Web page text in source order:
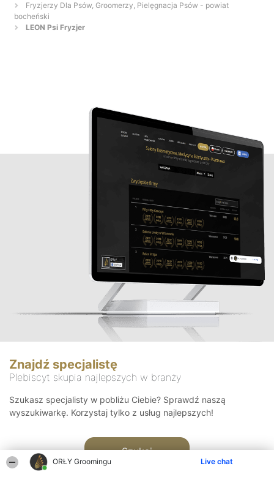
ORŁY Groomingu Live chat
Fryzjerzy Dla Psów, Groomerzy, Pielęgnacja Psów - powiat
bocheński
LEON Psi Fryzjer
Znajdź specjalistę
Plebiscyt skupia najlepszych w branży
Szukasz specjalisty w pobliżu Ciebie? Sprawdź naszą
wyszukiwarkę. Korzystaj tylko z usług najlepszych!
Szukaj